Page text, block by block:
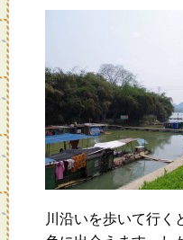
川沿いを歩いて行く